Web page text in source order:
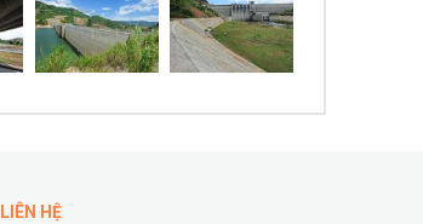
LIÊN HỆ